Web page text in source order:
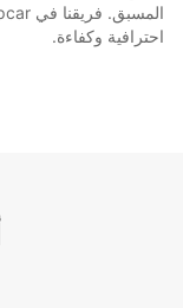
احترافية وكفاءة.